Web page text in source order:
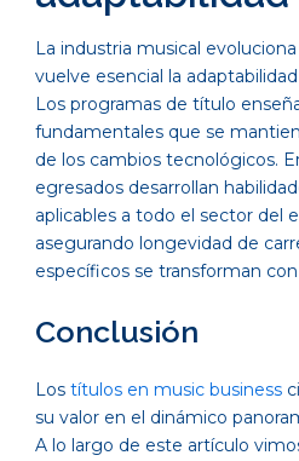
La industria musical
vuelve esencial la
Los programas de título
fundamentales que se
de los cambios tecnológicos.
egresados desarrollan
aplicables a todo el sector del
asegurando longevidad de
específicos se transforman
Conclusión
Los títulos en music business
su valor en el dinámico
A lo largo de este artículo